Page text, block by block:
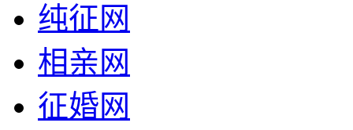
纯征网
相亲网
征婚网